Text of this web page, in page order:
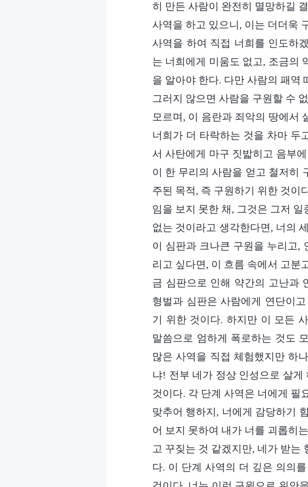
히 만든 사람이 완전히 멸망하길
사역을 하고 있으니, 이는 더더욱
사역을 하여 직접 너희를 인도하
는 너희에게 미움도 없고, 조금의
을 알아야 한다. 다만 사람의 패역
그러지 않으면 사람을 구원할 수
모르며, 이 음란과 죄악의 땅에서
너희가 더 타락하는 것을 차마 두
서 사탄에게 마구 짓밟히고 음부
이 한 무리의 사람을 얻고 철저히
주된 목적, 즉 구원하기 위한 것이
임을 보지 못한 채, 그것은 그저
없는 것이라고 생각한다면, 너의
이 심판과 크나큰 구원을 누리고,
리고 싶다면, 이 흐름 속에서 고분
금 심판으로 인해 약간의 고난과
형벌과 심판은 사람에게 연단이
기 위한 것이다. 하지만 이 모든
말씀으로 엄하게 폭로하는 것도
많은 사역을 직접 체험했지만 하
냐! 전부 네가 정상 인성으로 살
것이다. 각 단계 사역은 너에게 필
맞추어 행하지, 너에게 감당하기
어 보지 못하여 내가 너를 괴롭히
고 꾸짖는 것 같겠지만, 네가 받는
다. 이 단계 사역의 더 깊은 의의